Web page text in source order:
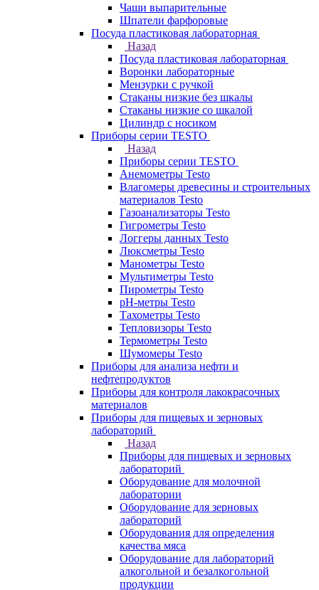
Чаши выпарительные
Шпатели фарфоровые
Посуда пластиковая лабораторная
Назад
Посуда пластиковая лабораторная
Воронки лабораторные
Мензурки с ручкой
Стаканы низкие без шкалы
Стаканы низкие со шкалой
Цилиндр с носиком
Приборы серии TESTO
Назад
Приборы серии TESTO
Анемометры Testo
Влагомеры древесины и строительных
материалов Testo
Газоанализаторы Testo
Гигрометры Testo
Логгеры данных Testo
Люксметры Testo
Манометры Testo
Мультиметры Testo
Пирометры Testo
pH-метры Testo
Тахометры Testo
Тепловизоры Testo
Термометры Testo
Шумомеры Testo
Приборы для анализа нефти и
нефтепродуктов
Приборы для контроля лакокрасочных
материалов
Приборы для пищевых и зерновых
лабораторий
Назад
Приборы для пищевых и зерновых
лабораторий
Оборудование для молочной
лаборатории
Оборудование для зерновых
лабораторий
Оборудования для определения
качества мяса
Оборудование для лабораторий
алкогольной и безалкогольной
продукции